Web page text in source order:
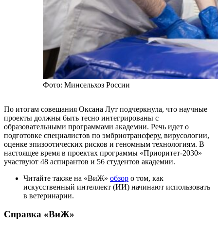
Фото: Минсельхоз России
По итогам совещания Оксана Лут подчеркнула, что научные
проекты должны быть тесно интегрированы с
образовательными программами академии. Речь идет о
подготовке специалистов по эмбриотрансферу, вирусологии,
оценке эпизоотических рисков и геномным технологиям. В
настоящее время в проектах программы «Приоритет-2030»
участвуют 48 аспирантов и 56 студентов академии.
Читайте также на «ВиЖ» обзор о том, как
искусственный интеллект (ИИ) начинают использовать
в ветеринарии.
Справка «ВиЖ»